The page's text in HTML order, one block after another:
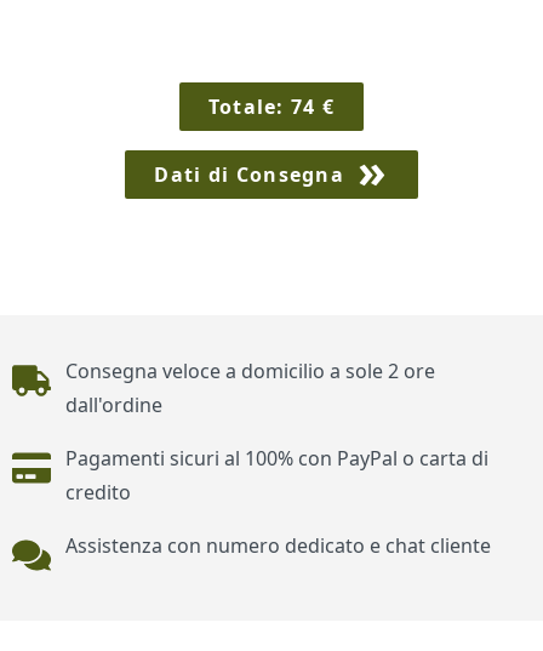
Totale:74 €
Dati di Consegna
Piè di pagina
Consegna veloce a domicilio a sole 2 ore
dall'ordine
Pagamenti sicuri al 100% con PayPal o carta di
credito
Assistenza con numero dedicato e chat cliente